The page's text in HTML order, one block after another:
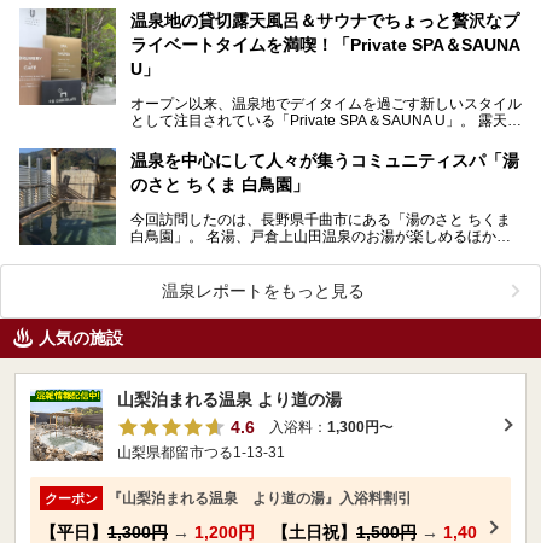
温泉地の貸切露天風呂＆サウナでちょっと贅沢なプ
ライベートタイムを満喫！「Private SPA＆SAUNA
U」
オープン以来、温泉地でデイタイムを過ごす新しいスタイル
として注目されている「Private SPA＆SAUNA U」。 露天風
温泉を中心にして人々が集うコミュニティスパ「湯
のさと ちくま 白鳥園」
今回訪問したのは、長野県千曲市にある「湯のさと ちくま
白鳥園」。 名湯、戸倉上山田温泉のお湯が楽しめるほか、
温泉レポートをもっと見る
人気の施設
山梨泊まれる温泉 より道の湯
4.6
入浴料： 1,300円〜
山梨県都留市つる1-13-31
クーポン 『山梨泊まれる温泉 より道の湯』入浴料割引
【平日】 1,300円 → 1,200円 【土日祝】 1,500円 → 1,40